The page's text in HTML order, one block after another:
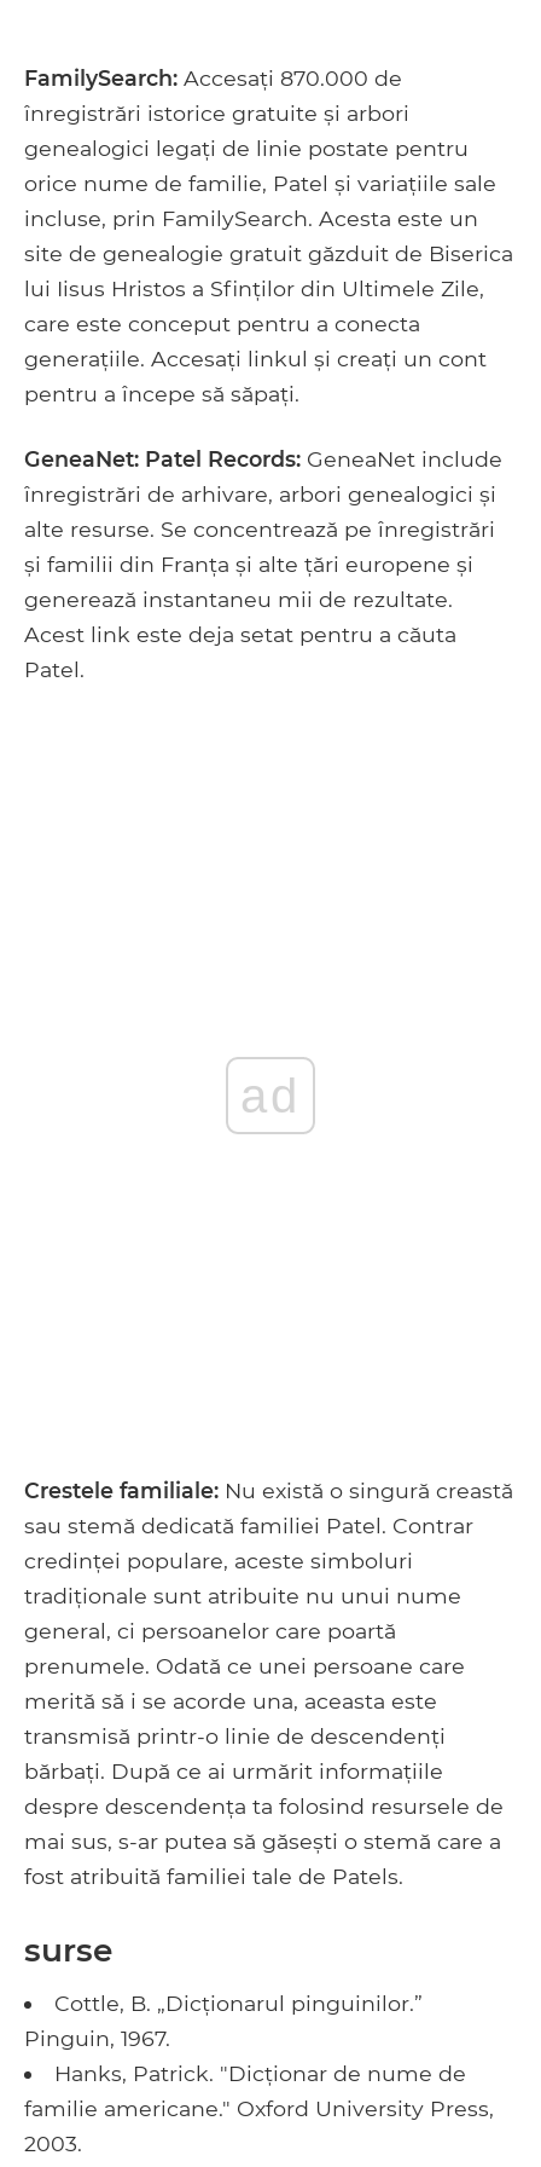
FamilySearch: Accesați 870.000 de
înregistrări istorice gratuite și arbori
genealogici legați de linie postate pentru
orice nume de familie, Patel și variațiile sale
incluse, prin FamilySearch. Acesta este un
site de genealogie gratuit găzduit de Biserica
lui Iisus Hristos a Sfinților din Ultimele Zile,
care este conceput pentru a conecta
generațiile. Accesați linkul și creați un cont
pentru a începe să săpați.
GeneaNet: Patel Records: GeneaNet include
înregistrări de arhivare, arbori genealogici și
alte resurse. Se concentrează pe înregistrări
și familii din Franța și alte țări europene și
generează instantaneu mii de rezultate.
Acest link este deja setat pentru a căuta
Patel.
ad
Crestele familiale: Nu există o singură creastă
sau stemă dedicată familiei Patel. Contrar
credinței populare, aceste simboluri
tradiționale sunt atribuite nu unui nume
general, ci persoanelor care poartă
prenumele. Odată ce unei persoane care
merită să i se acorde una, aceasta este
transmisă printr-o linie de descendenți
bărbați. După ce ai urmărit informațiile
despre descendența ta folosind resursele de
mai sus, s-ar putea să găsești o stemă care a
fost atribuită familiei tale de Patels.
surse
Cottle, B. „Dicționarul pinguinilor.”
Pinguin, 1967.
Hanks, Patrick. "Dicționar de nume de
familie americane." Oxford University Press,
2003.